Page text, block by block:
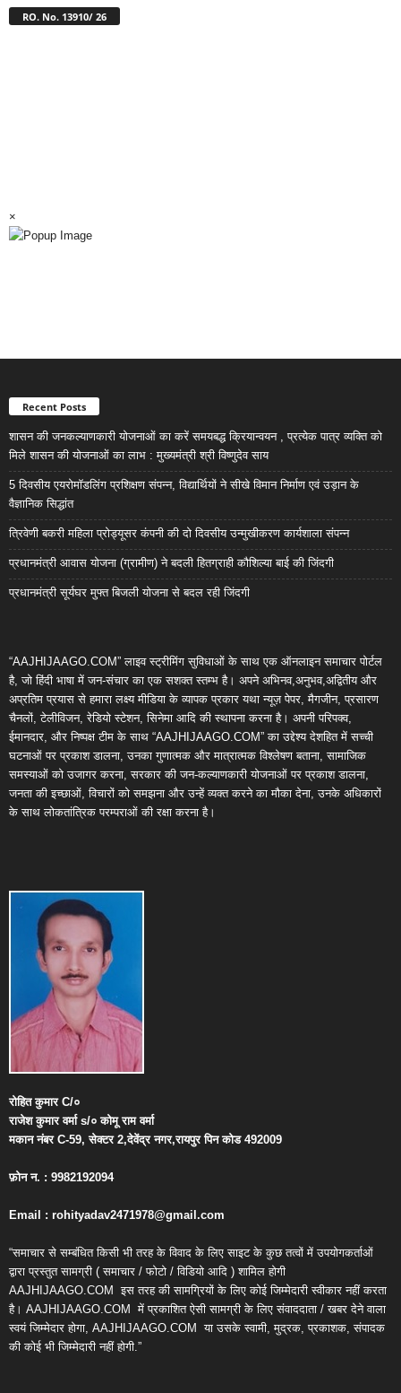
RO. No. 13910/ 26
×
Recent Posts
शासन की जनकल्याणकारी योजनाओं का करें समयबद्ध क्रियान्वयन , प्रत्येक पात्र व्यक्ति को
मिले शासन की योजनाओं का लाभ : मुख्यमंत्री श्री विष्णुदेव साय
5 दिवसीय एयरोमॉडलिंग प्रशिक्षण संपन्न, विद्यार्थियों ने सीखे विमान निर्माण एवं उड़ान के
वैज्ञानिक सिद्धांत
त्रिवेणी बकरी महिला प्रोड्यूसर कंपनी की दो दिवसीय उन्मुखीकरण कार्यशाला संपन्न
प्रधानमंत्री आवास योजना (ग्रामीण) ने बदली हितग्राही कौशिल्या बाई की जिंदगी
प्रधानमंत्री सूर्यघर मुफ्त बिजली योजना से बदल रही जिंदगी
“AAJHIJAAGO.COM” लाइव स्ट्रीमिंग सुविधाओं के साथ एक ऑनलाइन समाचार पोर्टल
है, जो हिंदी भाषा में जन-संचार का एक सशक्त स्तम्भ है। अपने अभिनव,अनुभव,अद्वितीय और
अप्रतिम प्रयास से हमारा लक्ष्य मीडिया के व्यापक प्रकार यथा न्यूज़ पेपर, मैगजीन, प्रसारण
चैनलों, टेलीविजन, रेडियो स्टेशन, सिनेमा आदि की स्थापना करना है। अपनी परिपक्व,
ईमानदार, और निष्पक्ष टीम के साथ “AAJHIJAAGO.COM” का उद्देश्य देशहित में सच्ची
घटनाओं पर प्रकाश डालना, उनका गुणात्मक और मात्रात्मक विश्लेषण बताना, सामाजिक
समस्याओं को उजागर करना, सरकार की जन-कल्याणकारी योजनाओं पर प्रकाश डालना,
जनता की इच्छाओं, विचारों को समझना और उन्हें व्यक्त करने का मौका देना, उनके अधिकारों
के साथ लोकतांत्रिक परम्पराओं की रक्षा करना है।
रोहित कुमारC/०
राजेश कुमार वर्माs/० कोमू राम वर्मा
मकान नंबरC-59,सेक्टर2,देवेंद्र नगर,रायपुर पिन कोड492009
फ़ोन न. : 9982192094
Email : rohityadav2471978@gmail.com
“समाचार से सम्बंधित किसी भी तरह के विवाद के लिए साइट के कुछ तत्वों में उपयोगकर्ताओं
द्वारा प्रस्तुत सामग्री ( समाचार / फोटो / विडियो आदि ) शामिल होगी
AAJHIJAAGO.COM इस तरह की सामग्रियों के लिए कोई जिम्मेदारी स्वीकार नहीं करता
है। AAJHIJAAGO.COM में प्रकाशित ऐसी सामग्री के लिए संवाददाता / खबर देने वाला
स्वयं जिम्मेदार होगा, AAJHIJAAGO.COM या उसके स्वामी, मुद्रक, प्रकाशक, संपादक
की कोई भी जिम्मेदारी नहीं होगी.”